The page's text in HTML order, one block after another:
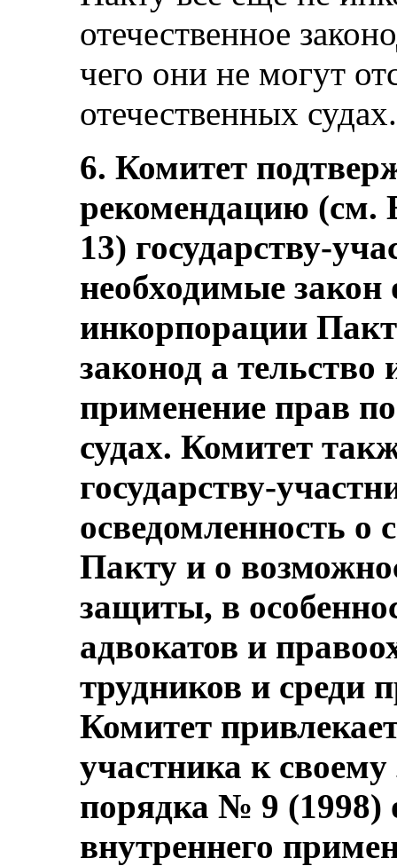
отечественное
чего они не могут
отечественных судах.
6. Комитет
рекомендацию (см.
13) государству-
необходимые
инкорпорации
законод а
применение прав
судах. Комитет
государству-
осведомленность о
Пакту и о
защиты, в
адвокатов и
трудников и среди
Комитет
участника к
порядка № 9 (1998)
внутреннего